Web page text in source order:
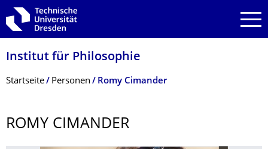
Zur Hauptnavigation springen
Zur Suche springen
Zum Inhalt springen
Institut für Philosophie
Breadcrumb-Menü
Startseite Personen Romy Cimander
ROMY CIMANDER